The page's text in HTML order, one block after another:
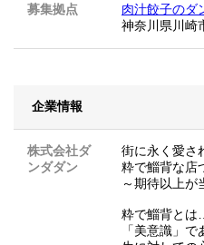
募集拠点
肉汁餃子のダ
神奈川県川崎
企業情報
株式会社ダ
ンダダン
街に永く愛さ
粋で鯔背な店
～期待以上が
粋で鯔背とは…
「美意識」